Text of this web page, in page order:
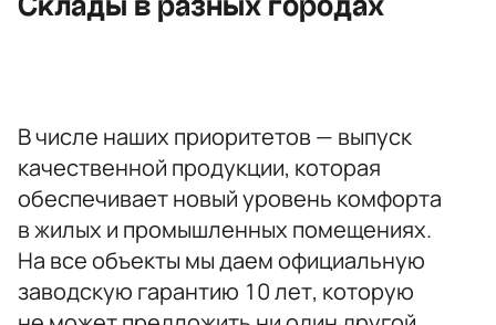
В числе наших приоритетов — выпуск
качественной продукции, которая
обеспечивает новый уровень комфорта
в жилых и промышленных помещениях.
На все объекты мы даем официальную
заводскую гарантию 10 лет, которую